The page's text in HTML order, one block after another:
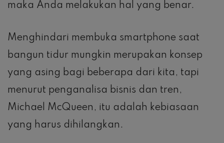
maka Anda melakukan hal yang benar.
Menghindari membuka smartphone saat
bangun tidur mungkin merupakan konsep
yang asing bagi beberapa dari kita, tapi
menurut penganalisa bisnis dan tren,
Michael McQueen, itu adalah kebiasaan
yang harus dihilangkan.